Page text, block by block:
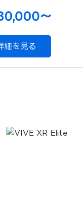
〜
細を見る